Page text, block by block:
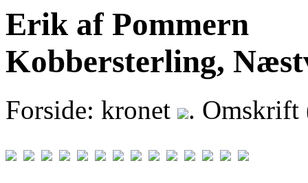
Erik af Pommern
Kobbersterling,
Forside: kronet . Omskrift